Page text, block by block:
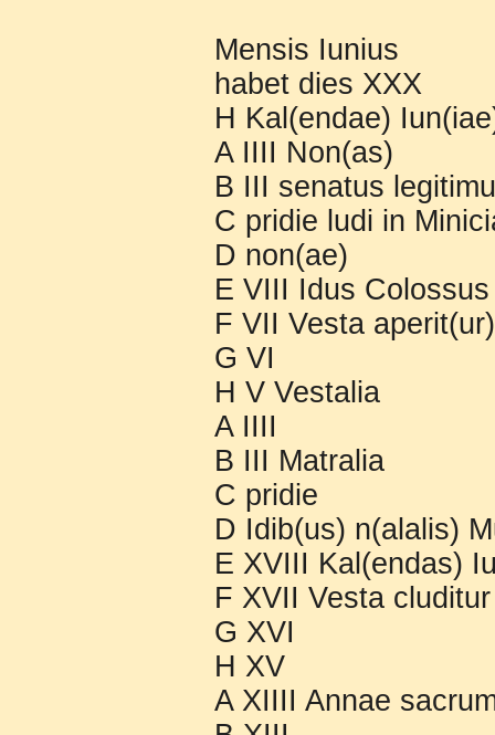
Mensis Iunius
habet dies XXX
H Kal(endae)
A IIII Non(as)
B III senatus
C pridie ludi in
D non(ae)
E VIII Idus
F VII Vesta
G VI
H V Vestalia
A IIII
B III Matralia
C pridie
D Idib(us) n(alalis)
E XVIII Kal(endas)
F XVII Vesta
G XVI
H XV
A XIIII Annae